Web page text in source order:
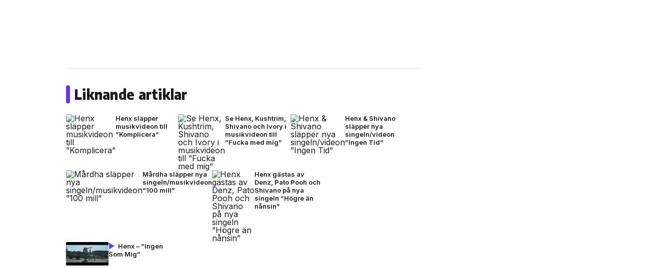
Liknande artiklar
Henx släpper
musikvideon till
”Komplicera”
Se Henx, Kushtrim,
Shivano och Ivory i
musikvideon till
”Fucka med mig”
Henx & Shivano
släpper nya
singeln/videon
”Ingen Tid”
Mårdha släpper nya
singeln/musikvideon
”100 mill”
Henx gästas av
Denz, Pato Pooh och
Shivano på nya
singeln ”Högre än
nånsin”
Henx – ”Ingen
Som Mig”